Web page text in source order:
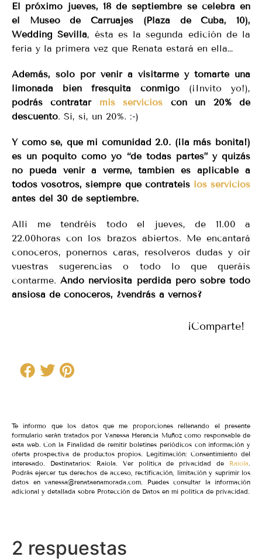
El próximo jueves, 18 de septiembre se celebra en
el Museo de Carruajes (Plaza de Cuba, 10),
Wedding Sevilla, ésta es la segunda edición de la
feria y la primera vez que Renata estará en ella…
Además, solo por venir a visitarme y tomarte una
limonada bien fresquita conmigo (¡Invito yo!),
podrás contratar mis servicios con un 20% de
descuento. Sí, si, un 20%. :-)
Y como sé, que mi comunidad 2.0. (¡la más bonita!)
es un poquito como yo “de todas partes” y quizás
no pueda venir a verme, también es aplicable a
todos vosotros, siempre que contratéis los servicios
antes del 30 de septiembre.
Allí me tendréis todo el jueves, de 11.00 a
22.00horas con los brazos abiertos. Me encantará
conoceros, ponernos caras, resolveros dudas y oír
vuestras sugerencias o todo lo que queráis
contarme.Ando nerviosita perdida pero sobre todo
ansiosa de conoceros, ¿vendrás a vernos?
¡Comparte!
Te informo que los datos que me proporciones rellenando el presente
formulario serán tratados por Vanessa Herencia Muñoz como responsable de
esta web. Con la Finalidad de remitir boletines periódicos con información y
oferta prospectiva de productos propios. Legitimación: Consentimiento del
interesado. Destinatarios: Raiola. Ver política de privacidad de Raiola.
Podrás ejercer tus derechos de acceso, rectificación, limitación y suprimir los
datos en vanessa@renataenamorada.com. Puedes consultar la información
adicional y detallada sobre Protección de Datos en mi política de privacidad.
2 respuestas